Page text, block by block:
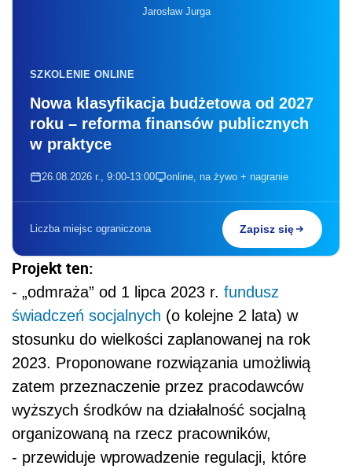
Jarosław Jurga
SZKOLENIE ONLINE
Nowa klasyfikacja budżetowa od 2027
roku – reforma finansów publicznych
w praktyce
26.08.2026 r., 9:00-13:00 online, na żywo + nagranie
Liczba miejsc ograniczona Zapisz się
Projekt ten:
- „odmraża” od 1 lipca 2023 r. fundusz
świadczeń socjalnych (o kolejne 2 lata) w
stosunku do wielkości zaplanowanej na rok
2023. Proponowane rozwiązania umożliwią
zatem przeznaczenie przez pracodawców
wyższych środków na działalność socjalną
organizowaną na rzecz pracowników,
- przewiduje wprowadzenie regulacji, które